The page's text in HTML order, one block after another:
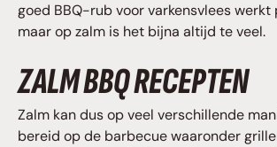
goed BBQ-rub voor varkensvlees werkt
maar op zalm is het bijna altijd te veel.
ZALM BBQ RECEPTEN
Zalm kan dus op veel verschillende
bereid op de barbecue waaronder